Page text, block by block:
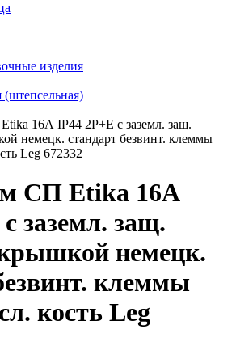
изделия
(штепсельная)
16А IP44 2P+E с заземл. защ.
немецк. стандарт безвинт. клеммы
Leg 672332
м СП Etika 16А
заземл. защ.
немецк.
клеммы
кость Leg